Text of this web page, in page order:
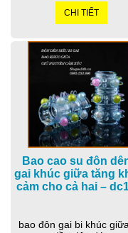
CHI TIẾT
Bao cao su đôn
gai khúc giữa tăng
cảm cho cả hai –
bao đôn gai bi khúc